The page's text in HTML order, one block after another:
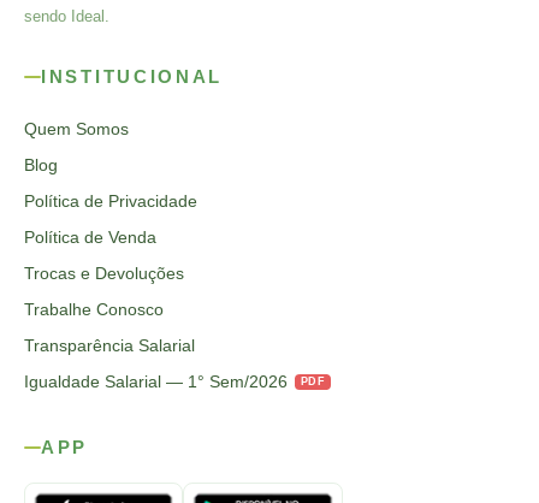
sendo Ideal.
INSTITUCIONAL
Quem Somos
Blog
Política de Privacidade
Política de Venda
Trocas e Devoluções
Trabalhe Conosco
Transparência Salarial
Igualdade Salarial — 1° Sem/2026
PDF
APP